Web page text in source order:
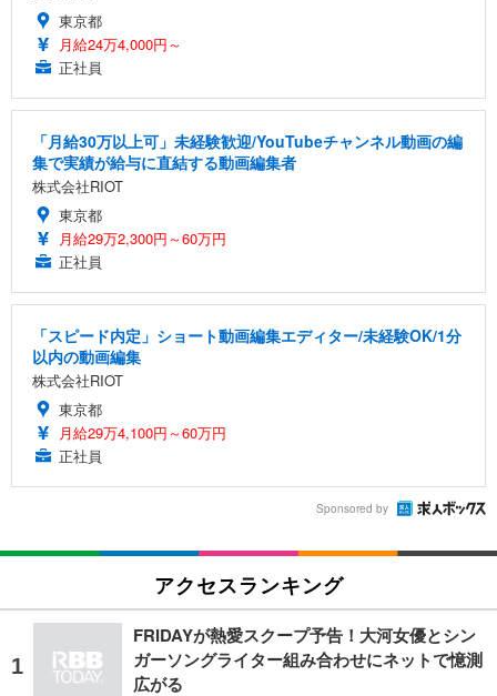
東京都
月給24万4,000円～
正社員
「月給30万以上可」未経験歓迎/YouTubeチャンネル動画の編
集で実績が給与に直結する動画編集者
株式会社RIOT
東京都
月給29万2,300円～60万円
正社員
「スピード内定」ショート動画編集エディター/未経験OK/1分
以内の動画編集
株式会社RIOT
東京都
月給29万4,100円～60万円
正社員
Sponsored by
アクセスランキング
FRIDAYが熱愛スクープ予告！大河女優とシン
ガーソングライター組み合わせにネットで憶測
広がる